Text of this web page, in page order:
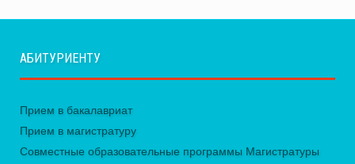
АБИТУРИЕНТУ
Прием в бакалавриат
Прием в магистратуру
Совместные образовательные программы Магистратуры